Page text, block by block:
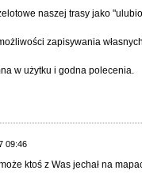
naszej trasy jako
zapisywania
w użytku i godna polecenia.
09:46
ktoś z Was jechał na